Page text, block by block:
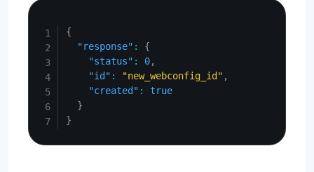
{
"response" :
{
"status" : 0,
"id" : "new_webconfig_id" ,
"created" :
true
}
}